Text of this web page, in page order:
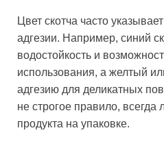
Цвет скотча часто
адгезии. Например, синий
водостойкость и
использования, а желтый
адгезию для деликатных
не строгое правило, всегда
продукта на упаковке.